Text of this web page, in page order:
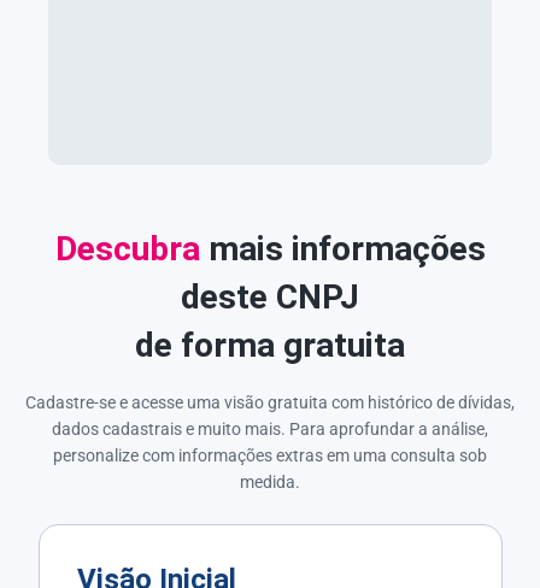
Descubra mais informações
deste CNPJ
de forma gratuita
Cadastre-se e acesse uma visão gratuita com histórico de dívidas,
dados cadastrais e muito mais. Para aprofundar a análise,
personalize com informações extras em uma consulta sob
medida.
Visão Inicial